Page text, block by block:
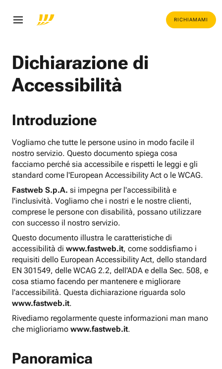
RICHIAMAMI
Dichiarazione di
Accessibilità
Introduzione
Vogliamo che tutte le persone usino in modo facile il
nostro servizio. Questo documento spiega cosa
facciamo perché sia accessibile e rispetti le leggi e gli
standard come l'European Accessibility Act o le WCAG.
Fastweb S.p.A. si impegna per l'accessibilità e
l'inclusività. Vogliamo che i nostri e le nostre clienti,
comprese le persone con disabilità, possano utilizzare
con successo il nostro servizio.
Questo documento illustra le caratteristiche di
accessibilità di www.fastweb.it, come soddisfiamo i
requisiti dello European Accessibility Act, dello standard
EN 301549, delle WCAG 2.2, dell'ADA e della Sec. 508, e
cosa stiamo facendo per mantenere e migliorare
l'accessibilità. Questa dichiarazione riguarda solo
www.fastweb.it.
Rivediamo regolarmente queste informazioni man mano
che miglioriamo www.fastweb.it.
Panoramica